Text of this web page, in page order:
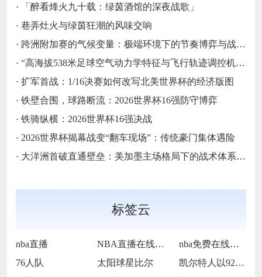
·
「醉看烽火九十载：绿茵酒馆的深夜战歌」
· 巷弄灶火与绿茵狂潮的风味交响
· 跨洲附加赛的气候变量：极端环境下的节奏博弈与战术自适应
· “高海拔538米足球空气动力学特征与飞行轨迹调控机制——以2026世界杯BBVA球场为实证场景”
· 扩军首战：1/16决赛如何改写北美世界杯的经济版图
· 铁壁合围，球路断流：2026世界杯16强防守博弈
· 铁骑纵横：2026世界杯16强决战
· 2026世界杯揭幕战变“翻车现场”：传统豪门集体遇险
· 大洋洲首破直通壁垒：美加墨主场格局下的战术体系重构
标签云
nba直播 NBA直播在线观看
nba免费在线高清直播
76人队
太阳球星比尔
凯尔特人以92-105不敌雷霆